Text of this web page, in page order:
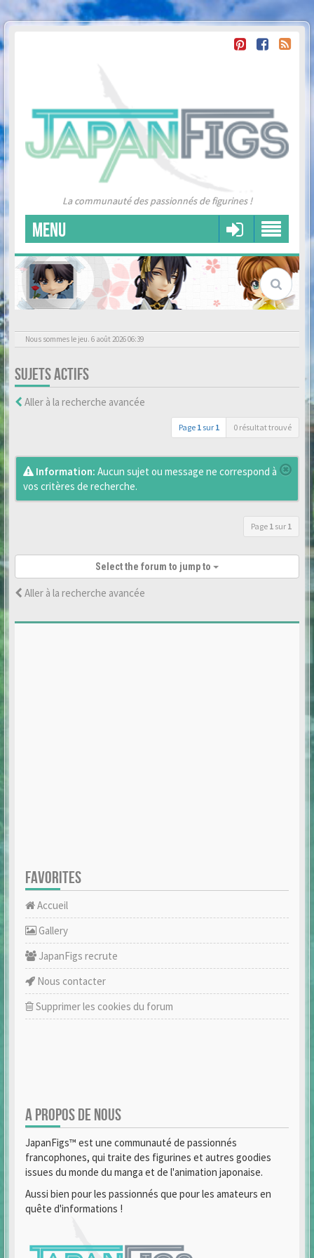
La communauté des passionnés de figurines !
MENU
Nous sommes le jeu. 6 août 2026 06:39
SUJETS ACTIFS
Aller à la recherche avancée
Page 1 sur 1 0 résultat trouvé
Information: Aucun sujet ou message ne correspond à
vos critères de recherche.
Page 1 sur 1
Select the forum to jump to
Aller à la recherche avancée
FAVORITES
Accueil
Gallery
JapanFigs recrute
Nous contacter
Supprimer les cookies du forum
A PROPOS DE NOUS
JapanFigs™ est une communauté de passionnés
francophones, qui traite des figurines et autres goodies
issues du monde du manga et de l'animation japonaise.
Aussi bien pour les passionnés que pour les amateurs en
quête d'informations !